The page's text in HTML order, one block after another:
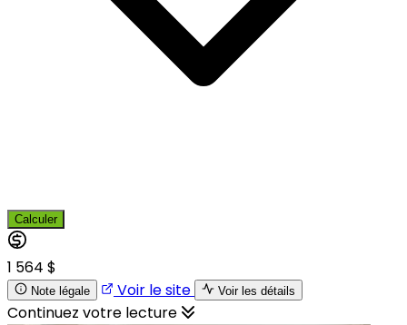
Calculer
1 564 $
Note légale Voir le site Voir les détails
Continuez votre lecture